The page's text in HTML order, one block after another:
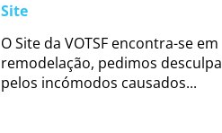
Site
O Site da VOTSF encontra-se em
remodelação, pedimos desculpa
pelos incómodos causados...